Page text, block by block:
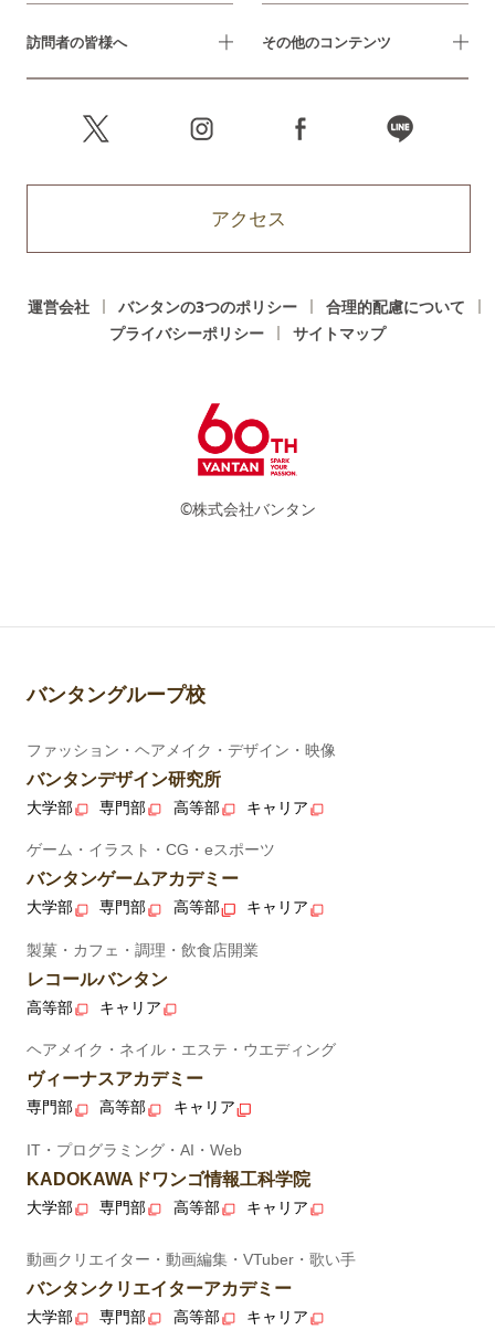
訪問者の皆様へ その他のコンテンツ
アクセス
運営会社 バンタンの3つのポリシー
合理的配慮について
プライバシーポリシー
サイトマップ
©株式会社バンタン
バンタングループ校
ファッション・ヘアメイク・デザイン・映像
バンタンデザイン研究所
大学部 専門部 高等部 キャリア
ゲーム・イラスト・CG・eスポーツ
バンタンゲームアカデミー
大学部 専門部 高等部 キャリア
製菓・カフェ・調理・飲食店開業
レコールバンタン
高等部 キャリア
ヘアメイク・ネイル・エステ・ウエディング
ヴィーナスアカデミー
専門部 高等部 キャリア
IT・プログラミング・AI・Web
KADOKAWAドワンゴ情報工科学院
大学部 専門部 高等部 キャリア
動画クリエイター・動画編集・VTuber・歌い手
バンタンクリエイターアカデミー
大学部 専門部 高等部 キャリア